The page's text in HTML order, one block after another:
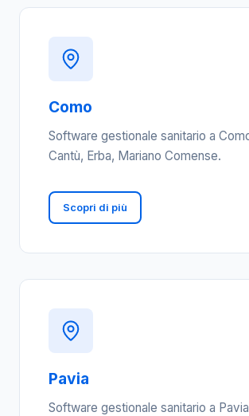
Como
Software gestionale sanitario a
Cantù, Erba, Mariano Comense.
Scopri di più
Pavia
Software gestionale sanitario a